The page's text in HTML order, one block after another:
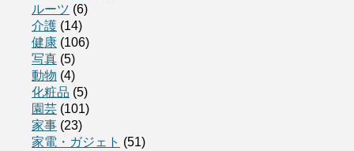
ルーツ (6)
介護 (14)
健康 (106)
写真 (5)
動物 (4)
化粧品 (5)
園芸 (101)
家事 (23)
家電・ガジェト (51)